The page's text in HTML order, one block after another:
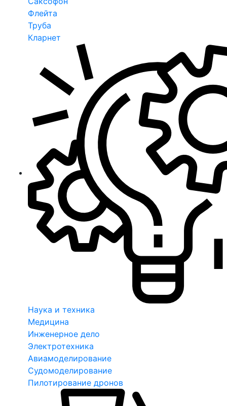
Флейта
Труба
Кларнет
Наука и техника
Медицина
Инженерное дело
Электротехника
Авиамоделирование
Судомоделирование
Пилотирование дронов